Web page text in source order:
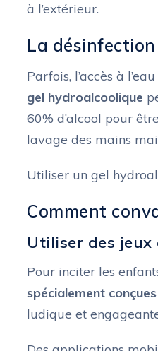
à l’extérieur.
La
Parfois, l’accès à
gel hydroalcoolique
60% d’alcool pour
lavage des mains
Utiliser un gel
Comment
Utiliser des jeux
Pour inciter les
spécialement conçues
ludique et